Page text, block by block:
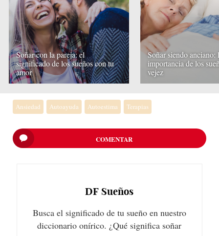
Soñar con la pareja: el
significado de los sueños con tu
amor
Soñar siendo anciano:
importancia de los
vejez
Ansiedad Autoayuda Autoestima Terapias
COMENTAR
DF Sueños
Busca el significado de tu sueño en nuestro
diccionario onírico. ¿Qué significa soñar